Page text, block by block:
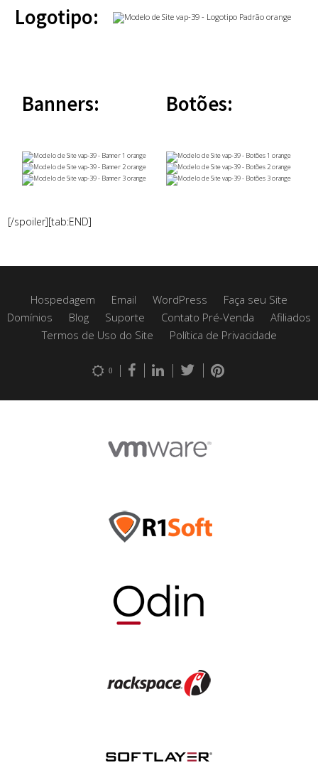
Logotipo:
Banners: Botões:
[/spoiler][tab:END]
Hospedagem Email WordPress
Faça seu Site
Domínios
Blog Suporte Contato Pré-Venda
Afiliados
Termos de Uso do Site
Política de Privacidade
0